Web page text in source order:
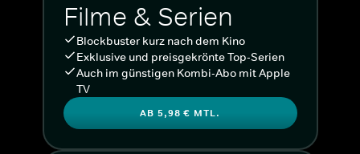
Filme & Serien
Blockbuster kurz nach dem Kino
Exklusive und preisgekrönte Top-Serien
Auch im günstigen Kombi-Abo mit Apple
TV
AB 5,98 € MTL.